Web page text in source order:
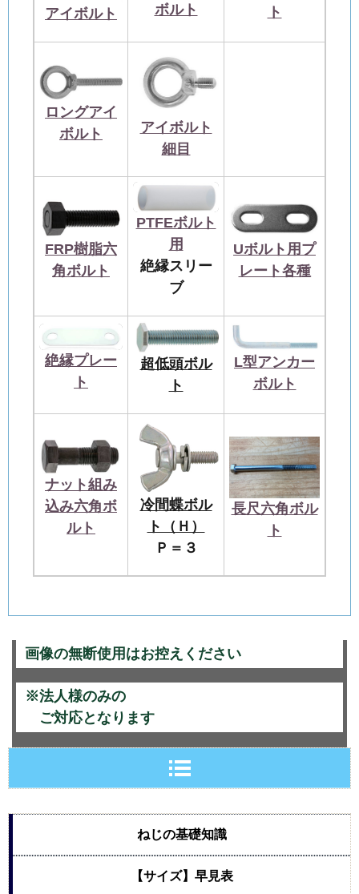
アイボルト
ボルト
ト
ロングアイ
ボルト
アイボルト
細目
FRP樹脂六
角ボルト
PTFEボルト
用
絶縁スリー
ブ
Uボルト用プ
レート各種
絶縁プレー
ト
超低頭ボル
ト
L型アンカー
ボルト
ナット組み
込み六角ボ
ルト
冷間蝶ボル
ト（Ｈ）
Ｐ＝３
長尺六角ボル
ト
画像の無断使用はお控えください
※法人様のみの
ご対応となります
ねじの基礎知識
【サイズ】早見表